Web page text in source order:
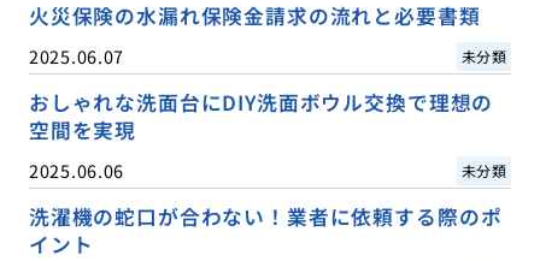
火災保険の水漏れ保険金請求の流れと必要書類
2025.06.07 未分類
おしゃれな洗面台にDIY洗面ボウル交換で理想の
空間を実現
2025.06.06 未分類
洗濯機の蛇口が合わない！業者に依頼する際のポ
イント